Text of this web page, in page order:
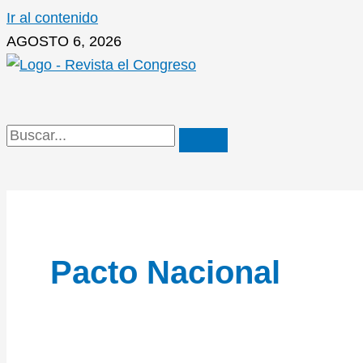
Ir al contenido
AGOSTO 6, 2026
Pacto Nacional